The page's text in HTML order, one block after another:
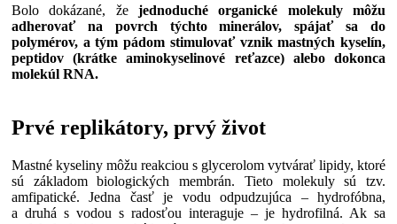
Bolo dokázané, že jednoduché organické molekuly môžu
adherovať na povrch týchto minerálov, spájať sa do
polymérov, a tým pádom stimulovať vznik mastných kyselín,
peptidov (krátke aminokyselinové reťazce) alebo dokonca
molekúl RNA.
Prvé replikátory, prvý život
Mastné kyseliny môžu reakciou s glycerolom vytvárať lipidy, ktoré
sú základom biologických membrán. Tieto molekuly sú tzv.
amfipatické. Jedna časť je vodu odpudzujúca – hydrofóbna,
a druhá s vodou s radosťou interaguje – je hydrofilná. Ak sa